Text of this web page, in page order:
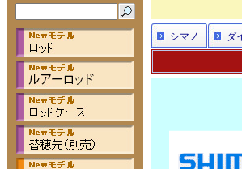
シマノ ダ